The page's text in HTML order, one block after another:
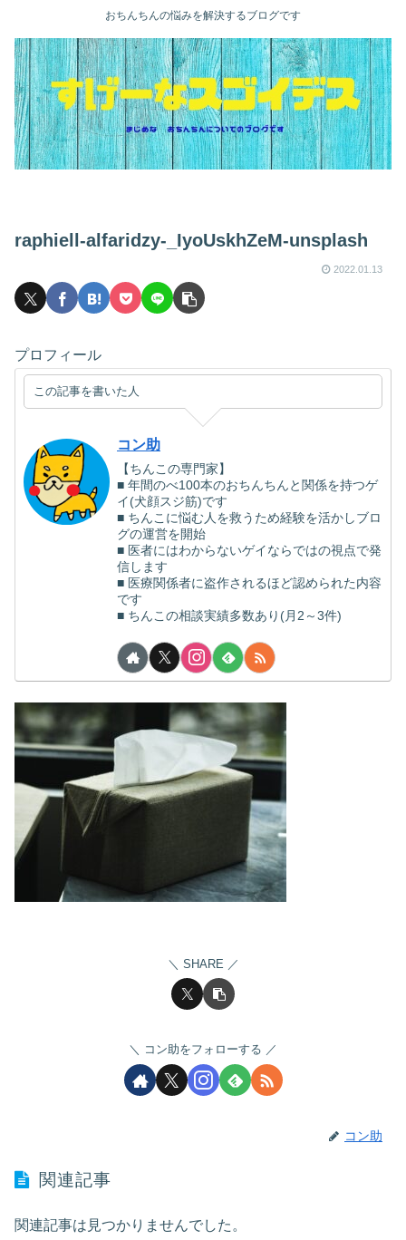
おちんちんの悩みを解決するブログです
raphiell-alfaridzy-_IyoUskhZeM-unsplash
2022.01.13
プロフィール
この記事を書いた人
コン助
【ちんこの専門家】
■ 年間のべ100本のおちんちんと関係を持つゲ
イ(犬顔スジ筋)です
■ ちんこに悩む人を救うため経験を活かしブロ
グの運営を開始
■ 医者にはわからないゲイならではの視点で発
信します
■ 医療関係者に盗作されるほど認められた内容
です
■ ちんこの相談実績多数あり(月2～3件)
SHARE
コン助をフォローする
コン助
関連記事
関連記事は見つかりませんでした。